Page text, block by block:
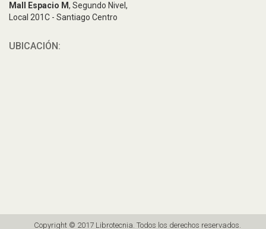
Mall Espacio M, Segundo Nivel,
Local 201C - Santiago Centro
UBICACIÓN:
Copyright © 2017 Librotecnia. Todos los derechos reservados.